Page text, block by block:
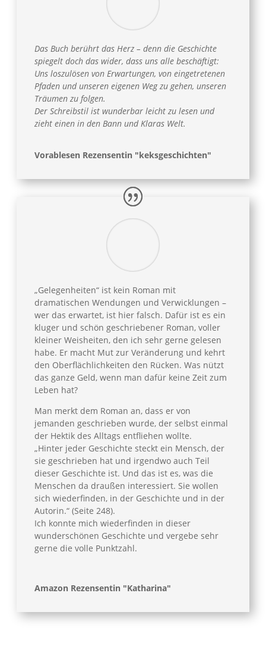
Das Buch berührt das Herz – denn die Geschichte
spiegelt doch das wider, dass uns alle beschäftigt:
Uns loszulösen von Erwartungen, von eingetretenen
Pfaden und unseren eigenen Weg zu gehen, unseren
Träumen zu folgen.
Der Schreibstil ist wunderbar leicht zu lesen und
zieht einen in den Bann und Klaras Welt.
Vorablesen Rezensentin "keksgeschichten"
„Gelegenheiten“ ist kein Roman mit
dramatischen Wendungen und Verwicklungen –
wer das erwartet, ist hier falsch. Dafür ist es ein
kluger und schön geschriebener Roman, voller
kleiner Weisheiten, den ich sehr gerne gelesen
habe. Er macht Mut zur Veränderung und kehrt
den Oberflächlichkeiten den Rücken. Was nützt
das ganze Geld, wenn man dafür keine Zeit zum
Leben hat?
Man merkt dem Roman an, dass er von
jemanden geschrieben wurde, der selbst einmal
der Hektik des Alltags entfliehen wollte.
„Hinter jeder Geschichte steckt ein Mensch, der
sie geschrieben hat und irgendwo auch Teil
dieser Geschichte ist. Und das ist es, was die
Menschen da draußen interessiert. Sie wollen
sich wiederfinden, in der Geschichte und in der
Autorin.“ (Seite 248).
Ich konnte mich wiederfinden in dieser
wunderschönen Geschichte und vergebe sehr
gerne die volle Punktzahl.
Amazon Rezensentin "Katharina"